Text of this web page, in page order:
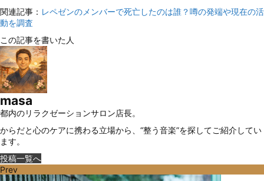
関連記事： レペゼンのメンバーで死亡したのは誰？噂の発端や現在の活
動を調査
この記事を書いた人
masa
都内のリラクゼーションサロン店長。
からだと心のケアに携わる立場から、“整う音楽”を探してご紹介してい
ます。
投稿一覧へ
Prev